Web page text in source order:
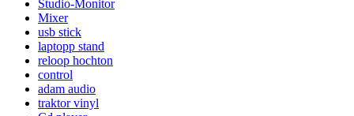
Studio-Monitor
Mixer
usb stick
laptopp stand
reloop hochton
control
adam audio
traktor vinyl